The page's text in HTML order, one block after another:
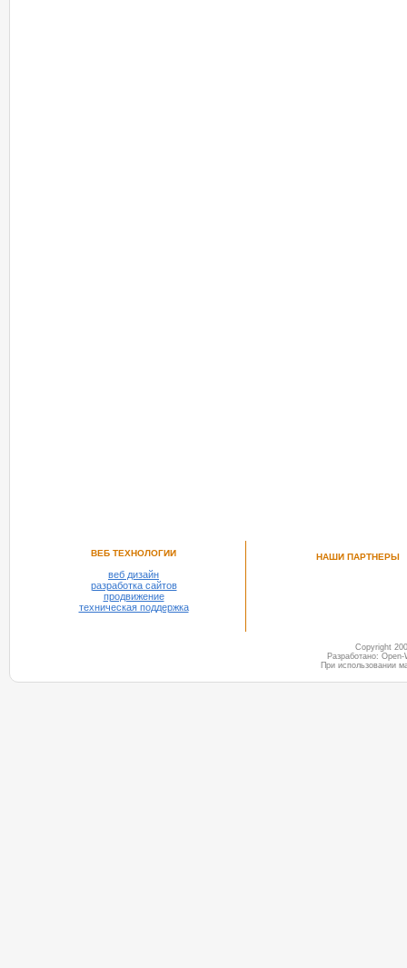
ВЕБ ТЕХНОЛОГИИ
веб дизайн
разработка сайтов
продвижение
техническая поддержка
НАШИ ПАРТНЕРЫ
Copyright
Разработано:
При использовании